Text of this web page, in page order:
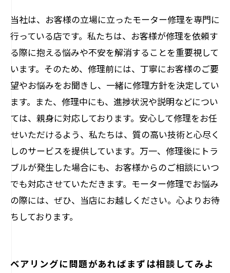
当社は、お客様の立場に立ったモーター修理を専門に
行っている店です。私たちは、お客様が修理を依頼す
る際に抱える悩みや不安を解消することを重要視して
います。そのため、修理前には、丁寧にお客様のご要
望やお悩みをお聞きし、一緒に修理方針を決定してい
ます。また、修理中にも、進捗状況や説明などについ
ては、親身に対応しております。安心して修理をお任
せいただけるよう、私たちは、質の高い技術と心尽く
しのサービスを提供しています。万一、修理後にトラ
ブルが発生した場合にも、お客様からのご相談にいつ
でも対応させていただきます。モーター修理でお悩み
の際には、ぜひ、当店にお越しください。心よりお待
ちしております。
ベアリングに問題があればまずは相談してみよ